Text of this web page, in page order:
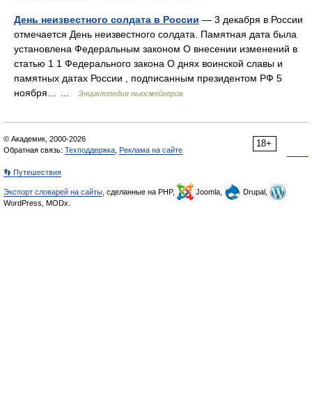
День неизвестного солдата в России — 3 декабря в России
отмечается День неизвестного солдата. Памятная дата была
установлена Федеральным законом О внесении изменений в
статью 1 1 Федерального закона О днях воинской славы и
памятных датах России , подписанным президентом РФ 5
ноября… …
Энциклопедия ньюсмейкеров
18+
© Академик, 2000-2026
Обратная связь: Техподдержка Реклама на сайте
👣 Путешествия
Экспорт словарей на сайты , сделанные на PHP, Joomla,
Drupal,
WordPress, MODx.